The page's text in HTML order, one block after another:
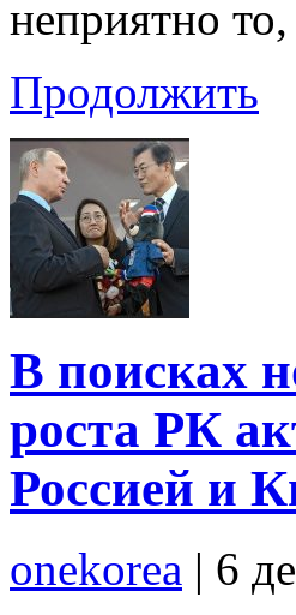
неприятно
Продолжить
В поисках
роста РК
Россией и
onekorea | 6